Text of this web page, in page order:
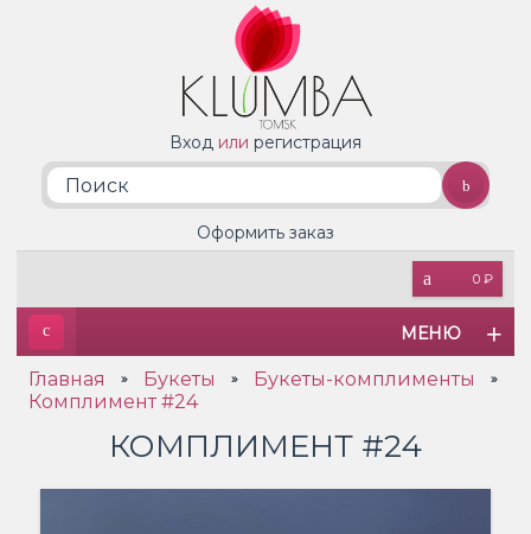
Вход или регистрация
0 ₽
Оформить заказ
МЕНЮ
Главная » Букеты » Букеты-комплименты »
Комплимент #24
КОМПЛИМЕНТ #24